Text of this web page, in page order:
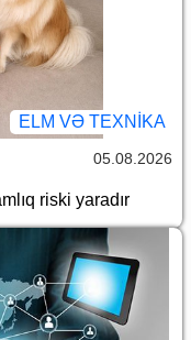
ELM VƏ TEXNIKA
05.08.2026
riski yaradır